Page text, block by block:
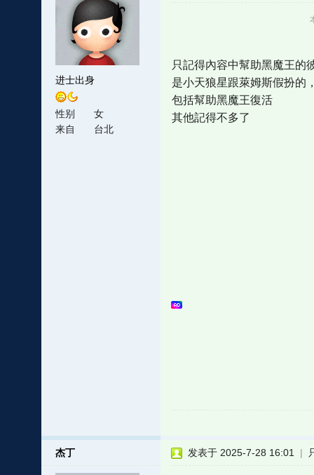
进士出身
性别
女
来自
台北
只記得內容中幫助黑魔王的
是小天狼星跟萊姆斯假扮的
包括幫助黑魔王復活
其他記得不多了
杰丁 发表于 2025-7-28 16:01 |